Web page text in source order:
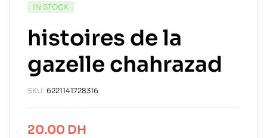
IN STOCK
histoires de la
gazelle chahrazad
SKU: 6221141728316
20.00 DH